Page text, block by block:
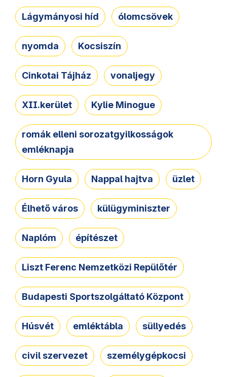
Lágymányosi híd ólomcsövek
nyomda Kocsiszín
Cinkotai Tájház vonaljegy
XII.kerület Kylie Minogue
romák elleni sorozatgyilkosságok
emléknapja
Horn Gyula Nappal hajtva üzlet
Élhető város külügyminiszter
Naplóm építészet
Liszt Ferenc Nemzetközi Repülőtér
Budapesti Sportszolgáltató Központ
Húsvét emléktábla süllyedés
civil szervezet személygépkocsi